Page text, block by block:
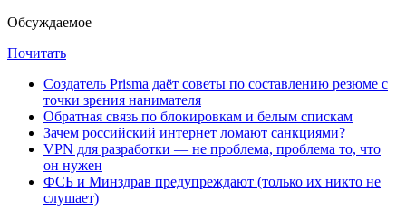
Обсуждаемое
Почитать
Создатель Prisma даёт советы по составлению резюме с
точки зрения нанимателя
Обратная связь по блокировкам и белым спискам
Зачем российский интернет ломают санкциями?
VPN для разработки — не проблема, проблема то, что
он нужен
ФСБ и Минздрав предупреждают (только их никто не
слушает)